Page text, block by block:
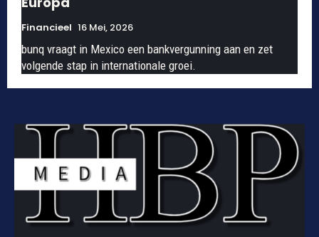
Financieel 16 Mei, 2026
bunq vraagt in Mexico een bankvergunning aan en zet
volgende stap in internationale groei.